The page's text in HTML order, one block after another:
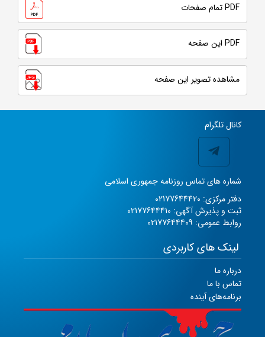
PDF تمام صفحات
PDF این صفحه
مشاهده تصویر این صفحه
کانال تلگرام
شماره های تماس روزنامه جمهوری اسلامی
دفتر مرکزی: 02177644420
ثبت و پذیرش آگهی: 02177644410
روابط عمومی: 02177644409
لینک های کاربردی
درباره ما
تماس با ما
برنامه‌های آینده